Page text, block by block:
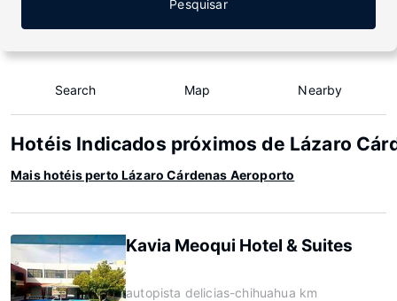
Pesquisar
Search Map Nearby
Hotéis Indicados próximos de Lázaro
Mais hotéis perto Lázaro Cárdenas Aeroporto
Kavia Meoqui Hotel & Suites
autopista delicias-chihuahua km